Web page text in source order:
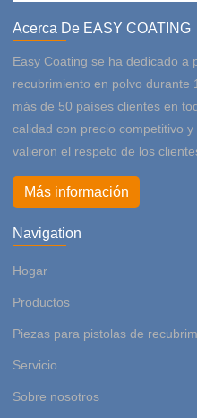
Acerca De EASY COATING
Easy Coating se ha dedicado a
recubrimiento en polvo durante
más de 50 países clientes en
calidad con precio competitivo
valieron el respeto de los
Más información
Navigation
Hogar
Productos
Piezas para pistolas de
Servicio
Sobre nosotros